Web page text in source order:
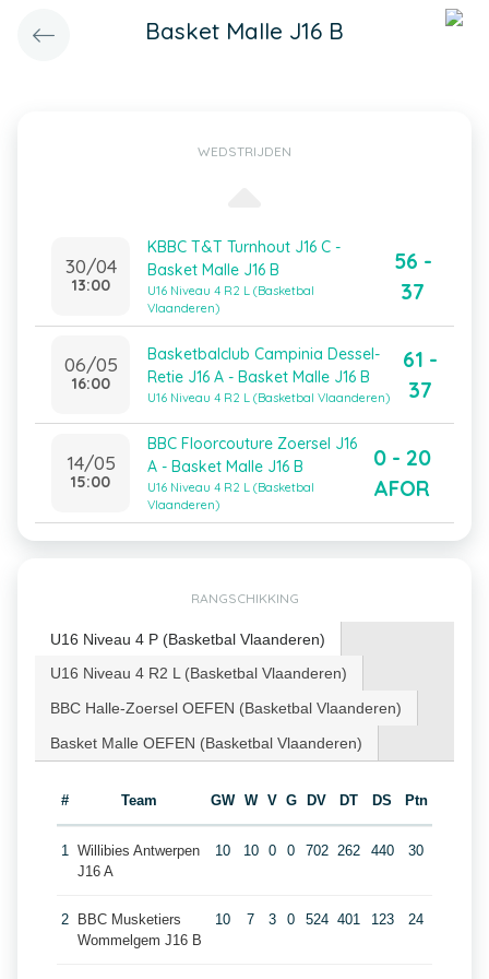
Basket Malle J16 B
WEDSTRIJDEN
30/04
13:00
KBBC T&T Turnhout J16 C -
Basket Malle J16 B
U16 Niveau 4 R2 L (Basketbal
Vlaanderen)
56 -
37
06/05
16:00
Basketbalclub Campinia Dessel-
Retie J16 A - Basket Malle J16 B
U16 Niveau 4 R2 L (Basketbal Vlaanderen)
61 -
37
14/05
15:00
BBC Floorcouture Zoersel J16
A - Basket Malle J16 B
U16 Niveau 4 R2 L (Basketbal
Vlaanderen)
0 - 20
AFOR
RANGSCHIKKING
U16 Niveau 4 P (Basketbal Vlaanderen)
U16 Niveau 4 R2 L (Basketbal Vlaanderen)
BBC Halle-Zoersel OEFEN (Basketbal Vlaanderen)
Basket Malle OEFEN (Basketbal Vlaanderen)
# Team GW W V G DV DT DS Ptn
1 Willibies Antwerpen
J16 A
10 10 0 0 702 262 440 30
2
BBC Musketiers
Wommelgem J16 B
10 7 3 0 524 401 123 24